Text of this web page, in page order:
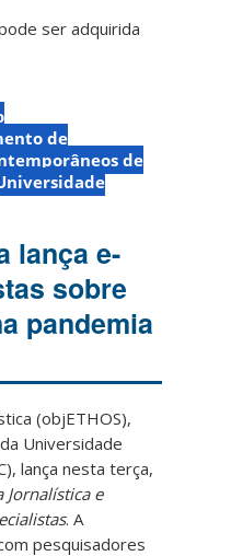
ser adquirida
de
de
lança e-
sobre
pandemia
(objETHOS),
Universidade
lança nesta terça,
Jornalística e
. A
pesquisadores